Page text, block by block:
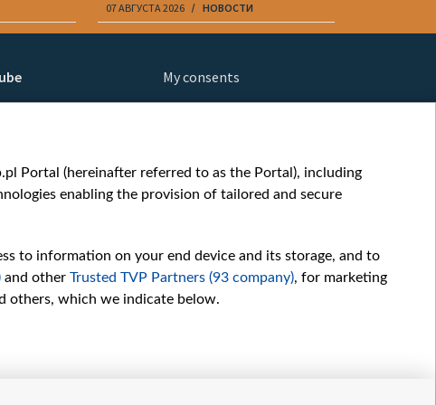
07 АВГУСТА 2026 НОВОСТИ
news
English
PL
Shorts
History
Music
My consents
Portal (hereinafter referred to as the Portal), including
enabling the provision of tailored and secure
to information on your end device and its storage, and to
and other Trusted TVP Partners (93 company), for marketing
others, which we indicate below.